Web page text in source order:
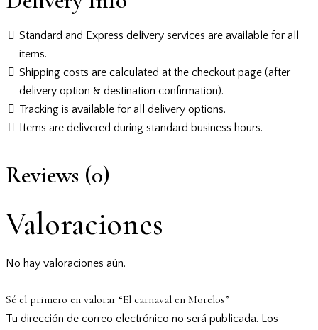
Standard and Express delivery services are available for all
items.
Shipping costs are calculated at the checkout page (after
delivery option & destination confirmation).
Tracking is available for all delivery options.
Items are delivered during standard business hours.
Reviews (0)
Valoraciones
No hay valoraciones aún.
Sé el primero en valorar “El carnaval en Morelos”
Tu dirección de correo electrónico no será publicada. Los